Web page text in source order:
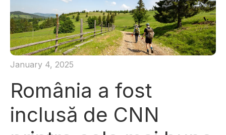
România a fost
inclusă de CNN
January 4, 2025